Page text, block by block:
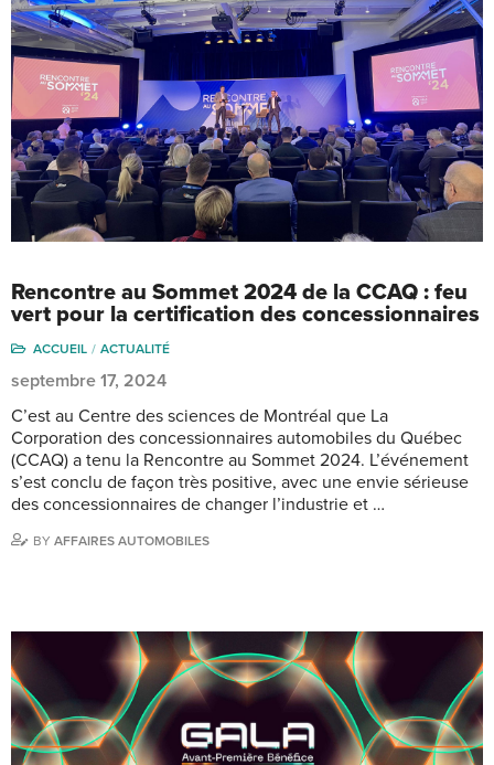
Rencontre au Sommet 2024 de la CCAQ : feu
vert pour la certification des concessionnaires
ACCUEIL ACTUALITÉ
septembre 17, 2024
C’est au Centre des sciences de Montréal que La
Corporation des concessionnaires automobiles du Québec
(CCAQ) a tenu la Rencontre au Sommet 2024. L’événement
s’est conclu de façon très positive, avec une envie sérieuse
des concessionnaires de changer l’industrie et …
BY AFFAIRES AUTOMOBILES